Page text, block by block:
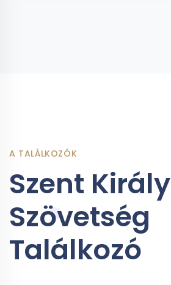
A TALÁLKOZÓK
Szent Király
Szövetség
Találkozó